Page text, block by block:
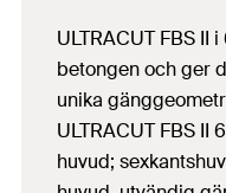
ULTRACUT FBS II
betongen och ger
unika
ULTRACUT FBS II
huvud;